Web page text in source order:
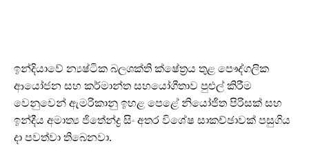
ඉන්දියාවේ න්‍යෂ්ටික බලශක්ති ක්ෂේත්‍රය තුළ පෞද්ගලික
ආයෝජන සහ කර්මාන්ත සහයෝගීතාව පුළුල් කිරීම
වෙනුවෙන් ඇමරිකානු ඉහළ පෙළේ නියෝජිත පිරිසක් සහ
ඉන්දීය අමාත්‍ය ජිතේන්ද්‍ර සිං අතර විශේෂ සාකච්ඡාවක් පසුගිය
දා පවත්වා තිබෙනවා.